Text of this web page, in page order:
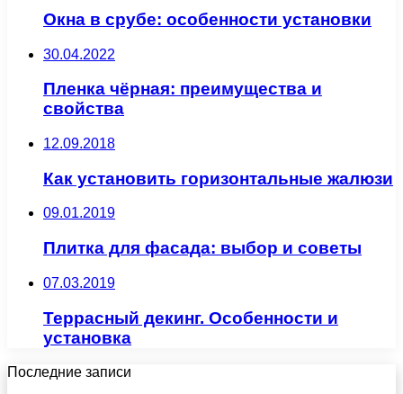
Окна в срубе: особенности установки
30.04.2022
Пленка чёрная: преимущества и
свойства
12.09.2018
Как установить горизонтальные жалюзи
09.01.2019
Плитка для фасада: выбор и советы
07.03.2019
Террасный декинг. Особенности и
установка
Последние записи